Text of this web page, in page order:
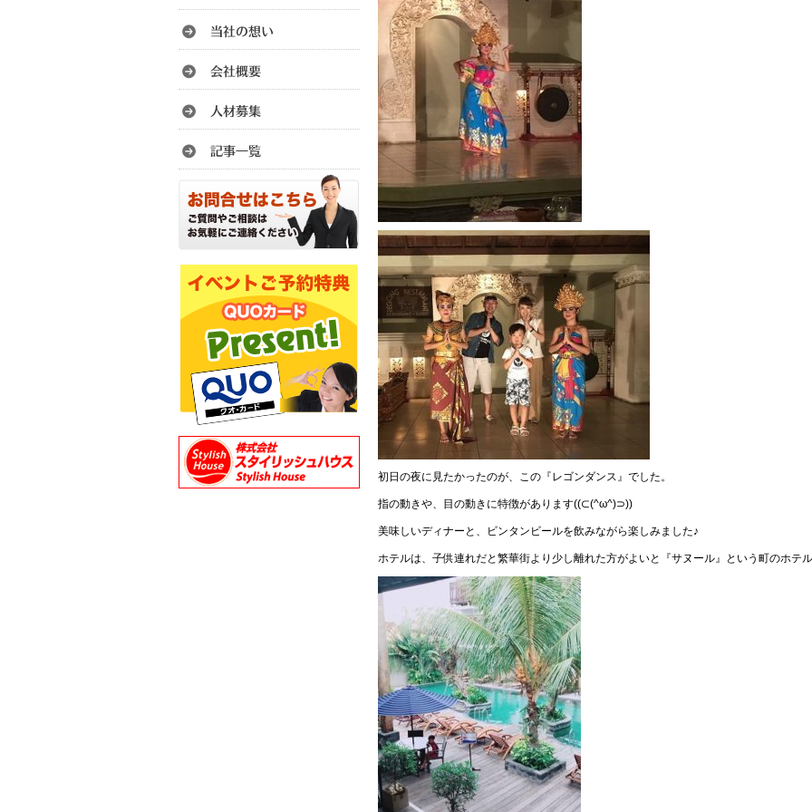
初日の夜に見たかったのが、この『レゴンダンス』でした。
指の動きや、目の動きに特徴があります((⊂(^ω^)⊃))
美味しいディナーと、ビンタンビールを飲みながら楽しみました♪
ホテルは、子供連れだと繁華街より少し離れた方がよいと『サヌール』という町のホテル